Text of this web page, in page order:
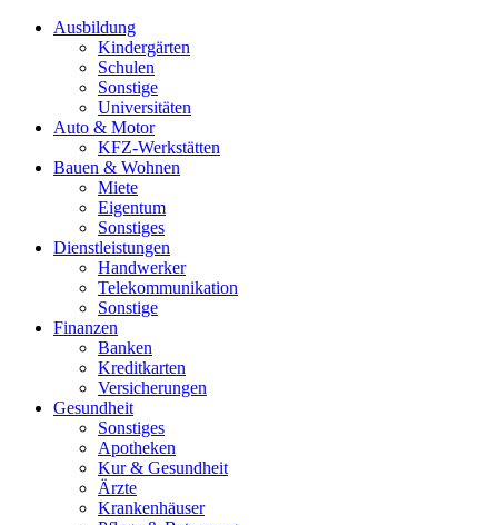
Ausbildung
Kindergärten
Schulen
Sonstige
Universitäten
Auto & Motor
KFZ-Werkstätten
Bauen & Wohnen
Miete
Eigentum
Sonstiges
Dienstleistungen
Handwerker
Telekommunikation
Sonstige
Finanzen
Banken
Kreditkarten
Versicherungen
Gesundheit
Sonstiges
Apotheken
Kur & Gesundheit
Ärzte
Krankenhäuser